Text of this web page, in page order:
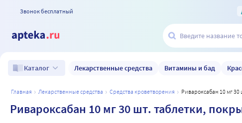
Звонок бесплатный
Каталог Лекарственные средства Витамины и бад
главная лекарственные средства средства кроветворения Ривароксабан 10 мг
Ривароксабан 10 мг 30 шт. таблетки,